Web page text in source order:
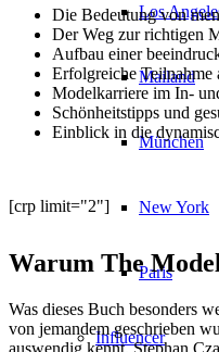
Los
Mailand
München
New York
Paris
Influencer
Die Bedeutung von
Der Weg zur richtigen
Aufbau einer
Erfolgreiche Teilnahme
Modelkarriere im In-
Schönheitstipps und
Einblick in die
[crp limit="2"]
Warum The
Was dieses Buch besonders
von jemandem geschrieben
auswendig kennt. Stephan